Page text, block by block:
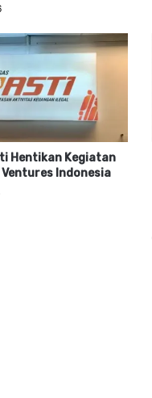
Hentikan Kegiatan
Ventures Indonesia